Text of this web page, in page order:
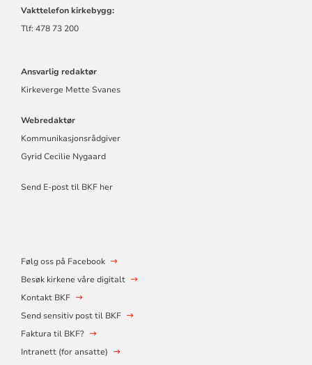
Vakttelefon kirkebygg:
Tlf: 478 73 200
Ansvarlig redaktør
Kirkeverge Mette Svanes
Webredaktør
Kommunikasjonsrådgiver
Gyrid Cecilie Nygaard
Send E-post til BKF her
Følg oss på Facebook
Besøk kirkene våre digitalt
Kontakt BKF
Send sensitiv post til BKF
Faktura til BKF?
Intranett (for ansatte)